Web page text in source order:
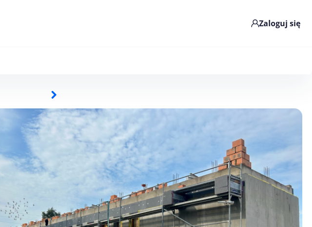
Zaloguj się